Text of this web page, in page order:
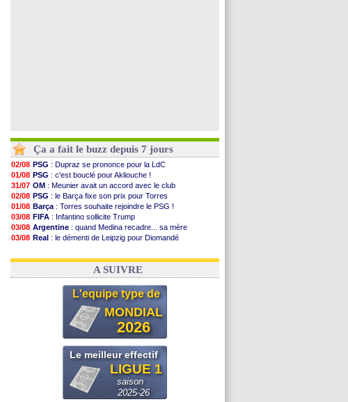
Ça a fait le buzz depuis 7 jours
02/08 PSG : Dupraz se prononce pour la LdC
01/08 PSG : c'est bouclé pour Akliouche !
31/07 OM : Meunier avait un accord avec le club
02/08 PSG : le Barça fixe son prix pour Torres
01/08 Barça : Torres souhaite rejoindre le PSG !
03/08 FIFA : Infantino sollicite Trump
03/08 Argentine : quand Medina recadre... sa mère
03/08 Real : le démenti de Leipzig pour Diomandé
31/07 FIFA: le conseiller d'Infantino démissionne !
A SUIVRE
L'equipe type de
MONDIAL
2026
Le meilleur effectif
LIGUE 1
saison
2025-26